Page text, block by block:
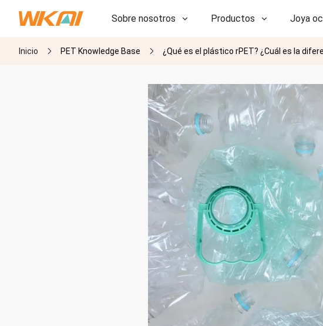
Sobre nosotros Productos Joya
I+D
Inicio PET Knowledge Base ¿Qué es el plástico rPET? ¿Cuál es la